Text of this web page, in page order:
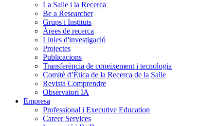
La Salle i la Recerca
Be a Researcher
Grups i Instituts
Àrees de recerca
Linies d'investigació
Projectes
Publicacions
Transferència de coneixement i tecnologia
Comitè d’Ètica de la Recerca de la Salle
Revista Comprendre
Observatori IA
Empresa
Professional i Executive Education
Career Services